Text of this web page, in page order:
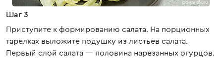
Шаг 3
Приступите к формированию салата. На порционных
тарелках выложите подушку из листьев салата.
Первый слой салата — половина нарезанных огурцов.